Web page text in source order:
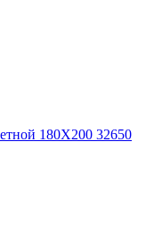
180Х200 32650